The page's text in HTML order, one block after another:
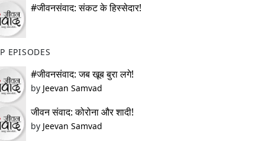
#जीवनसंवाद: संकट के हिस्सेदार!
EPISODES
#जीवनसंवाद: जब खूब बुरा लगे!
by Jeevan Samvad
जीवन संवाद: कोरोना और शादी!
by Jeevan Samvad